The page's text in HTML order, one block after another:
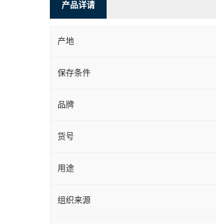
产品详请
产地
保存条件
品牌
货号
用途
组织来源